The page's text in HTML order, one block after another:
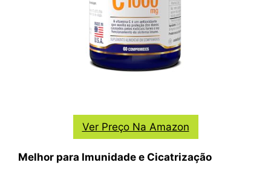
Ver Preço Na Amazon
Melhor para Imunidade e Cicatrização